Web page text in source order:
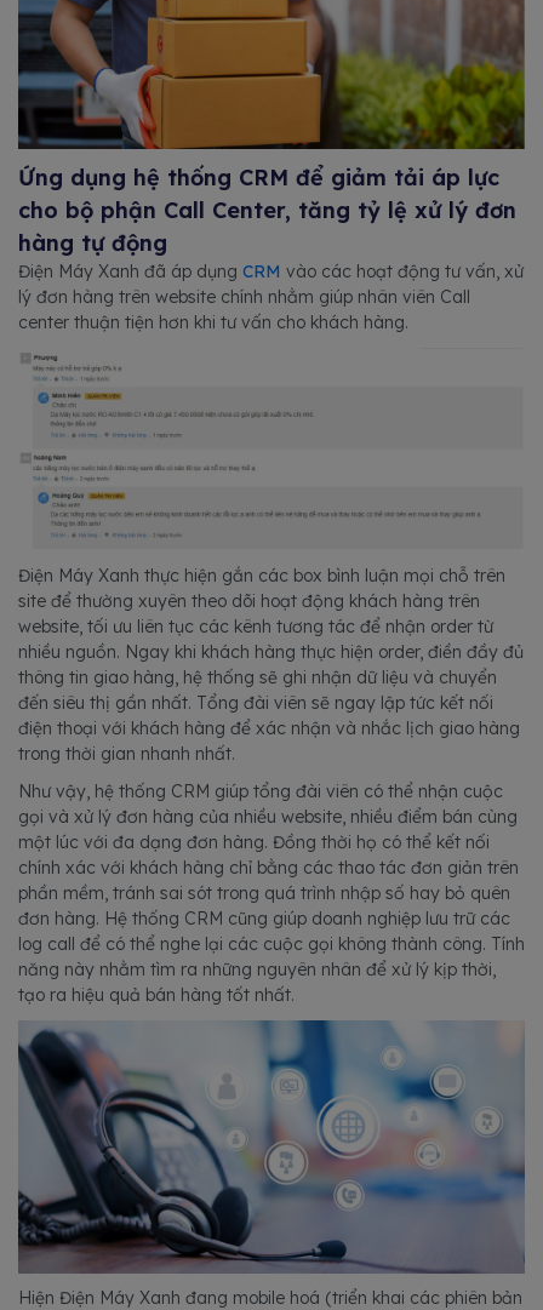
Ứng dụng hệ thống CRM để giảm tải áp lực
cho bộ phận Call Center, tăng tỷ lệ xử lý đơn
hàng tự động
Điện Máy Xanh đã áp dụng CRM vào các hoạt động tư vấn, xử
lý đơn hàng trên website chính nhằm giúp nhân viên Call
center thuận tiện hơn khi tư vấn cho khách hàng.
Điện Máy Xanh thực hiện gắn các box bình luận mọi chỗ trên
site để thường xuyên theo dõi hoạt động khách hàng trên
website, tối ưu liên tục các kênh tương tác để nhận order từ
nhiều nguồn. Ngay khi khách hàng thực hiện order, điền đầy đủ
thông tin giao hàng, hệ thống sẽ ghi nhận dữ liệu và chuyển
đến siêu thị gần nhất. Tổng đài viên sẽ ngay lập tức kết nối
điện thoại với khách hàng để xác nhận và nhắc lịch giao hàng
trong thời gian nhanh nhất.
Như vậy, hệ thống CRM giúp tổng đài viên có thể nhận cuộc
gọi và xử lý đơn hàng của nhiều website, nhiều điểm bán cùng
một lúc với đa dạng đơn hàng. Đồng thời họ có thể kết nối
chính xác với khách hàng chỉ bằng các thao tác đơn giản trên
phần mềm, tránh sai sót trong quá trình nhập số hay bỏ quên
đơn hàng. Hệ thống CRM cũng giúp doanh nghiệp lưu trữ các
log call để có thể nghe lại các cuộc gọi không thành công. Tính
năng này nhằm tìm ra những nguyên nhân để xử lý kịp thời,
tạo ra hiệu quả bán hàng tốt nhất.
Hiện Điện Máy Xanh đang mobile hoá (triển khai các phiên bản